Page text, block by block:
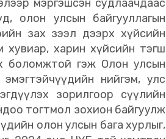
мэргэшсэн судлаачдаас
олон улсын байгууллагын
зах зээл дээрх хүйсийн
хувиар, харин хүйсийн тэгш
боломжтой гэж Олон улсын
нийгэм, улс
зорилгоор сүүлийн
тогтмол зохион байгуулж
олон улсын бага хурлыг,